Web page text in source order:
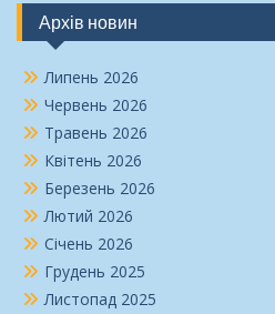
Архів новин
Липень 2026
Червень 2026
Травень 2026
Квітень 2026
Березень 2026
Лютий 2026
Січень 2026
Грудень 2025
Листопад 2025